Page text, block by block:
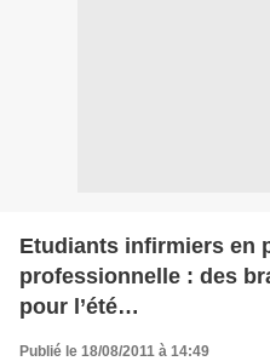
Etudiants infirmiers en
professionnelle : des
pour l’été…
Publié le 18/08/2011 à 14:49